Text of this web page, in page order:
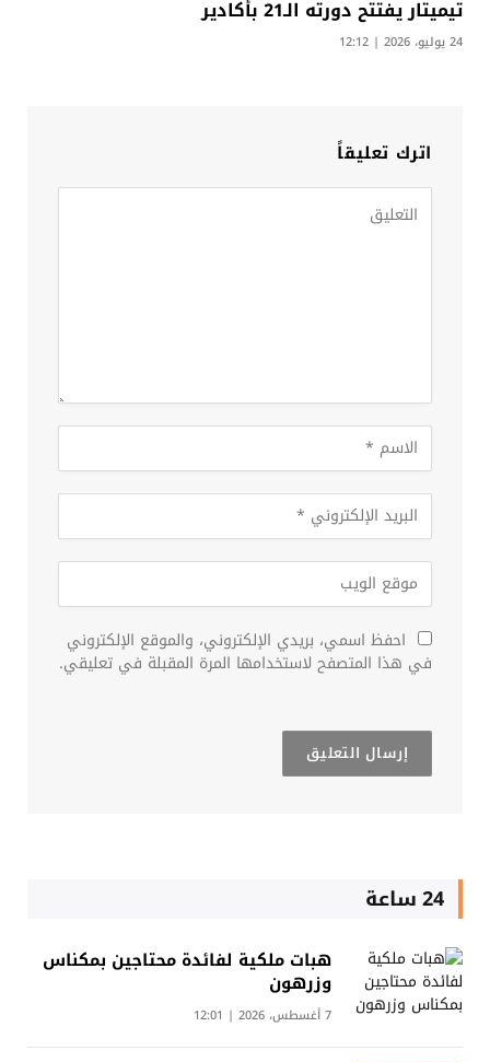
تيميتار يفتتح دورته الـ21 بأكادير
24 يوليو، 2026 | 12:12
اترك تعليقاً
احفظ اسمي، بريدي الإلكتروني، والموقع الإلكتروني
في هذا المتصفح لاستخدامها المرة المقبلة في تعليقي.
24 ساعة
هبات ملكية لفائدة محتاجين بمكناس
وزرهون
7 أغسطس، 2026 | 12:01